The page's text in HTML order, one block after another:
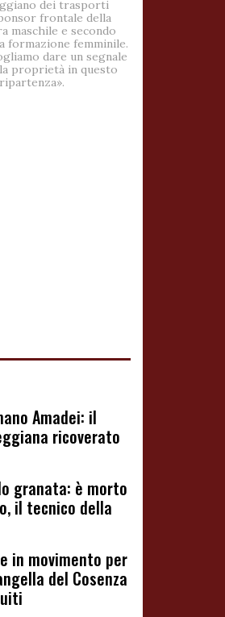
dei trasporti
frontale della
maschile e secondo
formazione femminile.
dare un segnale
proprietà in questo
Amadei: il
ricoverato
granata: è morto
il tecnico della
in movimento per
del Cosenza